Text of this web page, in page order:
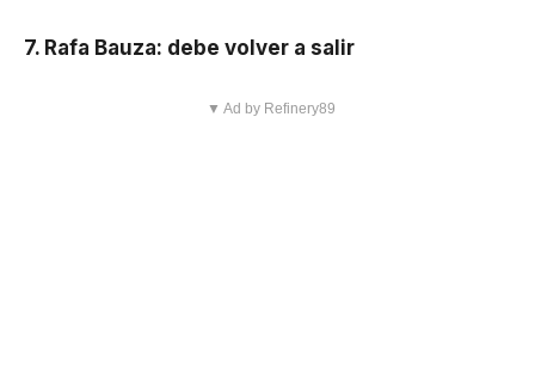
7. Rafa Bauza: debe volver a salir
▼ Ad by Refinery89